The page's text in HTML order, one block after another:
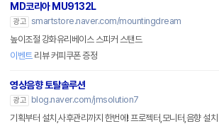
MD코리아 MU9132L
광고 smartstore.naver.com/mountingdream
높이조절 강화유리베이스 스피커 스탠드
이벤트리뷰 커피쿠폰 증정
영상음향 토탈솔루션
광고
blog.naver.com/jmsolution7
기획부터 설치,사후관리까지 한번에! 프로젝터,모니터,음향 설